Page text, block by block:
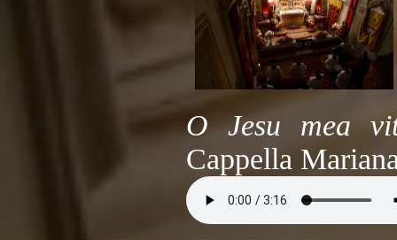
O Jesu mea
Cappella